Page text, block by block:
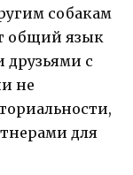
собакам
общий язык
друзьями с
не
для